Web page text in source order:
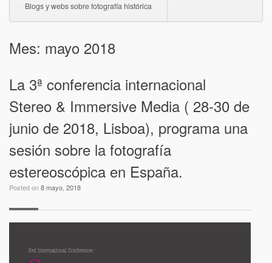
Blogs y webs sobre fotografía histórica
Mes: mayo 2018
La 3ª conferencia internacional
Stereo & Immersive Media ( 28-30 de
junio de 2018, Lisboa), programa una
sesión sobre la fotografía
estereoscópica en España.
Posted on8 mayo, 2018